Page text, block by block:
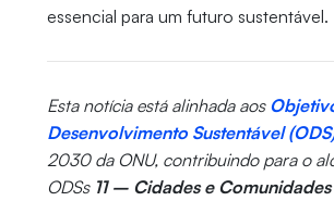
essencial para um futuro sustentável.
Esta notícia está alinhada aos
Desenvolvimento Sustentável
2030 da ONU, contribuindo para o
ODSs 11 – Cidades e